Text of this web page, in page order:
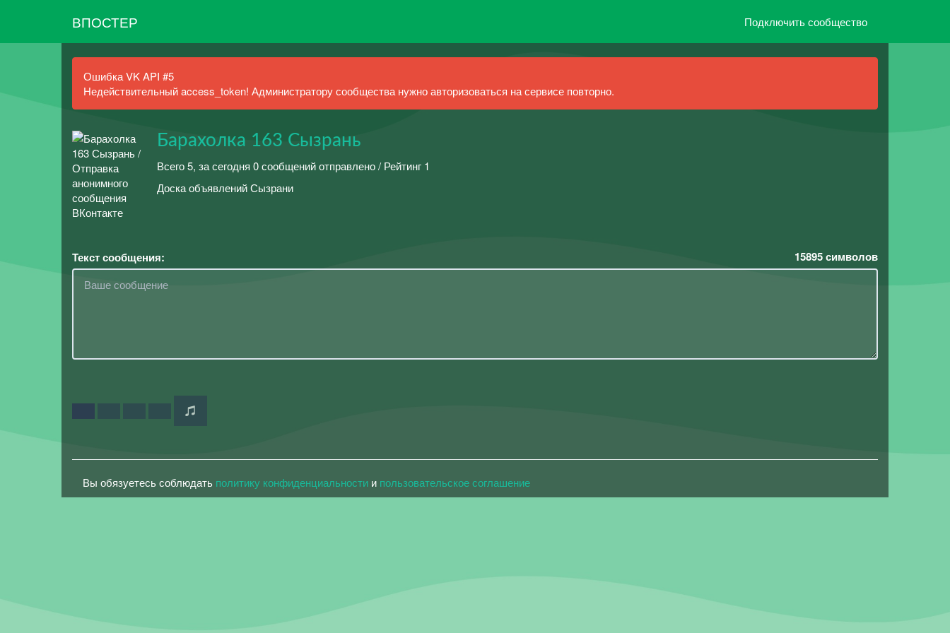
ВПОСТЕР Подключить сообщество
Ошибка VK API #5
Недействительный access_token! Администратору сообщества нужно авторизоваться на сервисе повторно.
Барахолка 163 Сызрань
Всего 5, за сегодня 0 сообщений отправлено / Рейтинг 1
Доска объявлений Сызрани
Текст сообщения: 15895символов
Вы обязуетесь соблюдать политику конфиденциальности и пользовательское соглашение